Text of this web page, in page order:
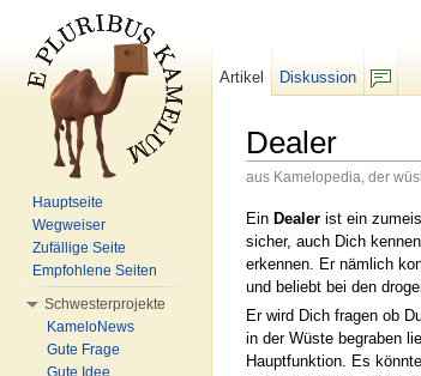
Dealer
aus Kamelopedia, der
Ein Dealer ist ein
sicher, auch Dich
erkennen. Er nämlich
und beliebt bei den
Er wird Dich fragen ob
in der Wüste begraben
Hauptfunktion. Es könnte
Artikel
Diskussion
Hauptseite
Wegweiser
Zufällige Seite
Empfohlene Seiten
Schwesterprojekte
KameloNews
Gute Frage
Gute Idee